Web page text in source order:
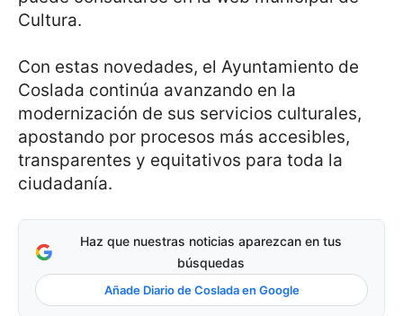
Cultura.
Con estas novedades, el Ayuntamiento de
Coslada continúa avanzando en la
modernización de sus servicios culturales,
apostando por procesos más accesibles,
transparentes y equitativos para toda la
ciudadanía.
Haz que nuestras noticias aparezcan en tus
búsquedas
Añade Diario de Coslada en Google